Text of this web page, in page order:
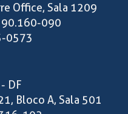
Office, Sala 1209
90.160-090
0573
DF
Bloco A, Sala 501